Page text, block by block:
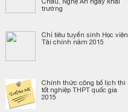
trường
Chỉ tiêu tuyển sinh Học viện
Tài chính năm 2015
Chính thức công bố lịch thi
tốt nghiệp THPT quốc gia
2015